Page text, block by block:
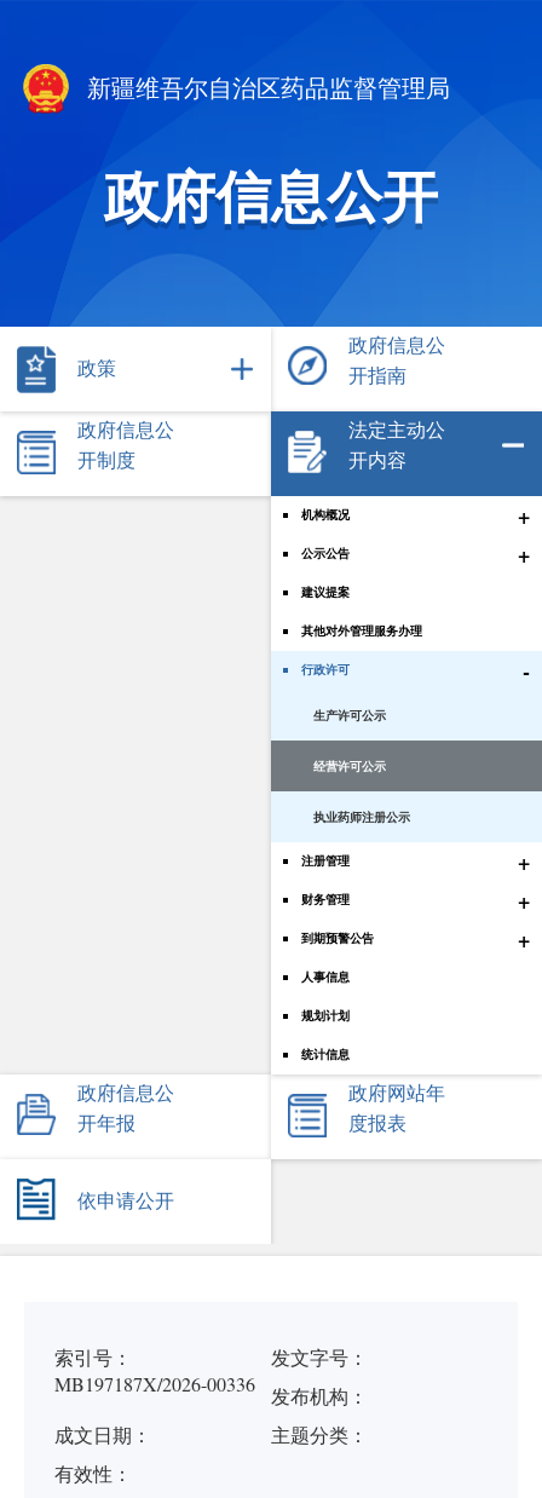
新疆维吾尔自治区药品监督管理局
政府信息公开
政策
政府信息公
开指南
政府信息公
开制度
法定主动公
开内容
机构概况 +
公示公告 +
建议提案
其他对外管理服务办理
行政许可 -
生产许可公示
经营许可公示
执业药师注册公示
注册管理 +
财务管理 +
到期预警公告 +
人事信息
规划计划
统计信息
政府信息公
开年报
政府网站年
度报表
依申请公开
索引号：
MB197187X/2026-00336
发文字号：
发布机构：
成文日期：
主题分类：
有效性：